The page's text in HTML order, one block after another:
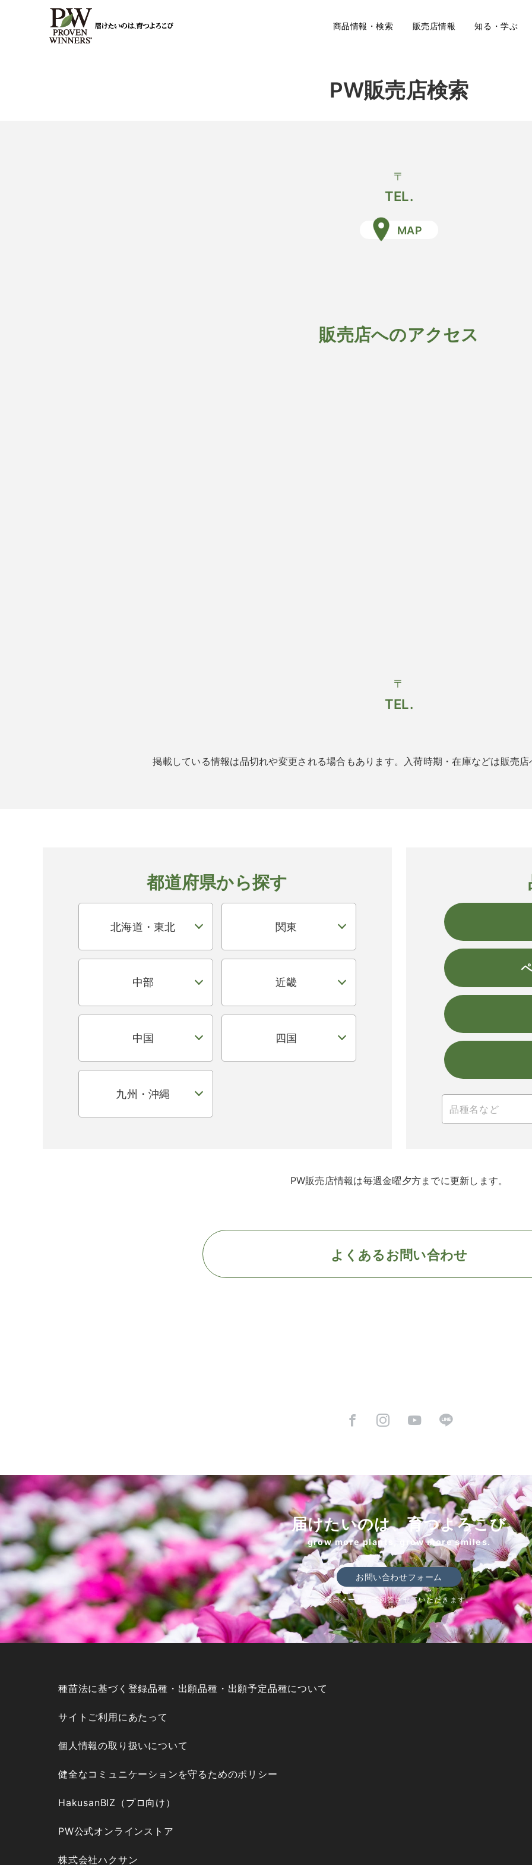
商品情報・検索 販売店情報 知る・学ぶ
PW販売店検索
〒
TEL.
MAP
販売店へのアクセス
〒
TEL.
掲載している情報は品切れや変更される場合もあります。入荷時期・在庫などは販売店
都道府県から探す
北海道・東北 関東
中部 近畿
中国 四国
九州・沖縄
PW販売店情報は毎週金曜夕方までに更新します。
よくあるお問い合わせ
届けたいのは、育つよろこび
grow more plants, grow more smiles.
お問い合わせフォーム
後日メールにて回答させていただきます。
種苗法に基づく登録品種・出願品種・出願予定品種について
サイトご利用にあたって
個人情報の取り扱いについて
健全なコミュニケーションを守るためのポリシー
HakusanBIZ（プロ向け）
PW公式オンラインストア
株式会社ハクサン